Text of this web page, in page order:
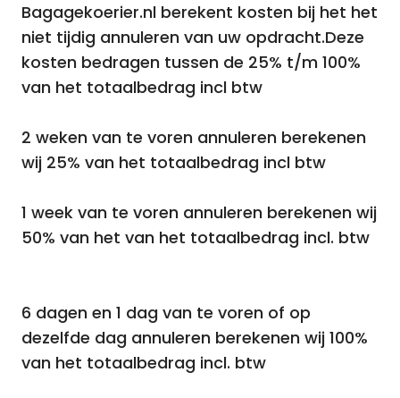
Bagagekoerier.nl berekent kosten bij het het
niet tijdig annuleren van uw opdracht.Deze
kosten bedragen tussen de 25% t/m 100%
van het totaalbedrag incl btw
2 weken van te voren annuleren berekenen
wij 25% van het totaalbedrag incl btw
1 week van te voren annuleren berekenen wij
50% van het van het totaalbedrag incl. btw
6 dagen en 1 dag van te voren of op
dezelfde dag annuleren berekenen wij 100%
van het totaalbedrag incl. btw